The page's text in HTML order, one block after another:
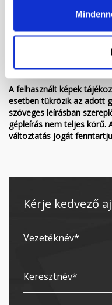
MAX+ konstrukció fix 3%-
100%-ával csökkenthető
akár 0,-%-ra is
tájékoztatás nem teljes
elérhetőségeinken!
A felhasznált képek
esetben tükrözik az adott
szöveges leírásban
gépleírás nem teljes körű.
változtatás jogát
Kérje kedvező